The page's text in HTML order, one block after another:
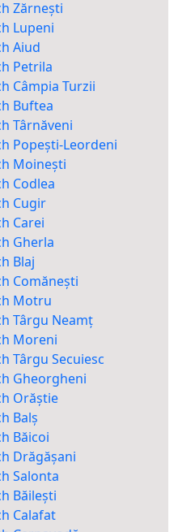
Zărnești
Lupeni
Aiud
Petrila
Câmpia Turzii
Buftea
Târnăveni
Popești-Leordeni
Moinești
Codlea
Cugir
Carei
Gherla
Blaj
Comănești
Motru
Târgu Neamț
Moreni
Târgu Secuiesc
Gheorgheni
Orăștie
Balș
Băicoi
Drăgășani
Salonta
Băilești
Calafat